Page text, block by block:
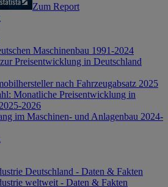
Zum Report
Maschinenbau 1991-2024
Preisentwicklung in Deutschland
nach Fahrzeugabsatz 2025
Monatliche Preisentwicklung in
2026
im Maschinen- und Anlagenbau 2024-
Deutschland - Daten & Fakten
weltweit - Daten & Fakten